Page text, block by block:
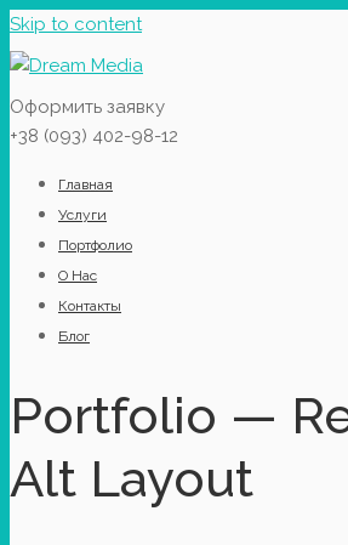
Skip to content
Оформить заявку
+38 (093) 402-98-12
Главная
Услуги
Портфолио
О Нас
Контакты
Блог
Portfolio —
Alt Layout